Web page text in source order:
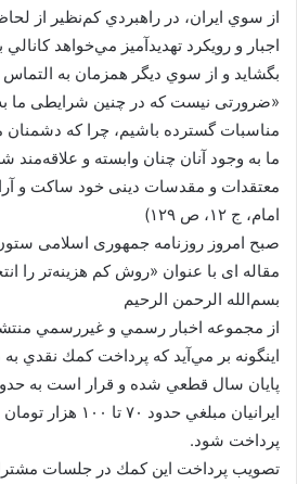
از سوي ايران، در راهبردي كم‌نظير از
اجبار و رويكرد تهديدآميز مي‌خواهد
بگشايد و از سوي ديگر همزمان به
«ضرورتی نیست که در چنین شرایطی ما
مناسبات گسترده باشیم، چرا که
ما به وجود آنان چنان وابسته و علاقه‌مند
معتقدات و مقدسات دینی خود ساکت و
امام، ج ۱۲، ص ۱۲۹)
صبح امروز روزنامه جمهوری اسلامی
مقاله ای با عنوان «روش كم هزينه‌تر را
بسم‌الله الرحمن الرحيم
از مجموعه اخبار رسمي و غيررسمي
اينگونه بر مي‌آيد كه پرداخت كمك نقدي
ايرانيان مبلغي حدود
پرداخت شود.
تصويب پرداخت اين كمك در جلسات